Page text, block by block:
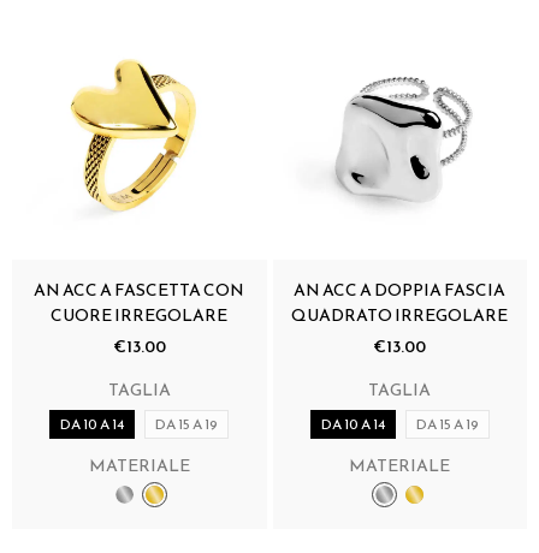
AN ACC A FASCETTA CON
CUORE IRREGOLARE
€13.00
TAGLIA
DA 10 A 14 DA 15 A 19
MATERIALE
AN ACC A DOPPIA FASCIA
QUADRATO IRREGOLARE
€13.00
TAGLIA
DA 10 A 14 DA 15 A 19
MATERIALE